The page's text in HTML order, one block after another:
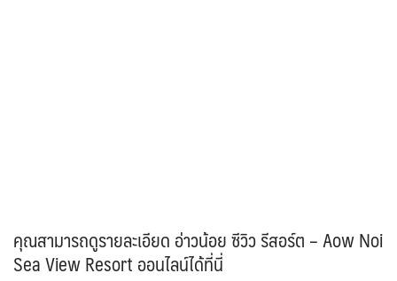
คุณสามารถดูรายละเอียด อ่าวน้อย ซีวิว รีสอร์ต – Aow Noi
Sea View Resort ออนไลน์ได้ที่นี่